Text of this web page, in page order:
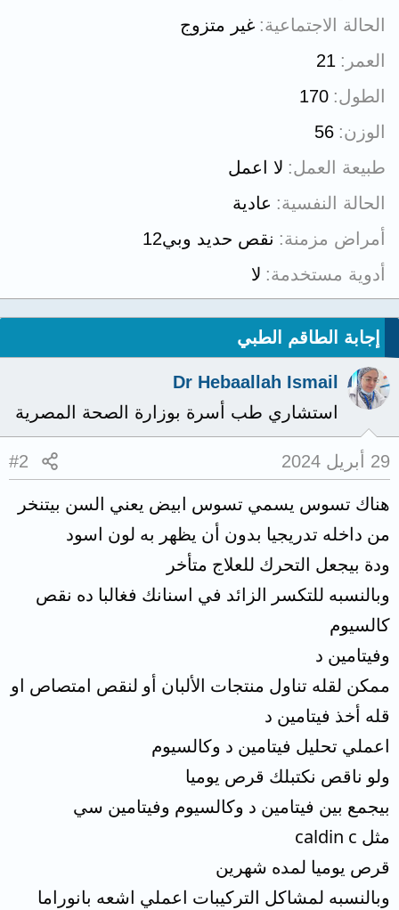
الحالة الاجتماعية غير متزوج
العمر
21
الطول 170
الوزن 56
طبيعة العمل لا اعمل
الحالة النفسية
عادية
أمراض مزمنة
نقص حديد وبي12
أدوية مستخدمة لا
إجابة الطاقم الطبي
Dr Hebaallah Ismail
استشاري طب أسرة بوزارة الصحة المصرية
29 أبريل 2024 #2
هناك تسوس يسمي تسوس ابيض يعني السن بيتنخر
من داخله تدريجيا بدون أن يظهر به لون اسود
ودة بيجعل التحرك للعلاج متأخر
وبالنسبه للتكسر الزائد في اسنانك فغالبا ده نقص
كالسيوم
وفيتامين د
ممكن لقله تناول منتجات الألبان أو لنقص امتصاص او
قله أخذ فيتامين د
اعملي تحليل فيتامين د وكالسيوم
ولو ناقص نكتبلك قرص يوميا
بيجمع بين فيتامين د وكالسيوم وفيتامين سي
مثل caldin c
قرص يوميا لمده شهرين
وبالنسبه لمشاكل التركيبات اعملي اشعه بانوراما